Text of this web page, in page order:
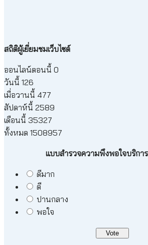
สถิติผู้เยี่ยมชมเว็บไซต์
ออนไลน์ตอนนี้ 0
วันนี้ 126
เมื่อวานนี้ 477
สัปดาห์นี้ 2589
เดือนนี้ 35327
ทั้งหมด 1508957
แบบสำรวจความพึงพอใจบริกา
ดีมาก
ดี
ปานกลาง
พอใจ